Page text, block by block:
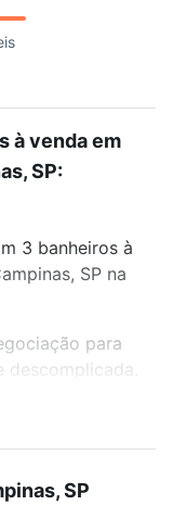
à venda em
SP:
3 banheiros à
SP na
para
a
banheiros à
presencial
SP